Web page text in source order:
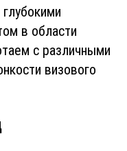
в области
с различными
визового